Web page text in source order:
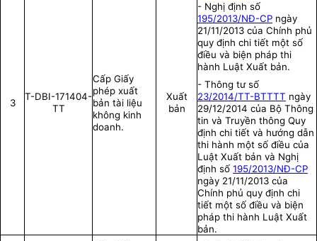
3
T-DBI-171404-
TT
Cấp Giấy
phép xuất
bản tài liệu
không kinh
doanh.
Xuất
bản
- Nghị định số
195/2013/NĐ-CP ngày
21/11/2013 của Chính phủ
quy định chi tiết một số
điều và biện pháp thi
hành Luật Xuất bản.
- Thông tư số
23/2014/TT-BTTTT ngày
29/12/2014 của Bộ Thông
tin và Truyền thông Quy
định chi tiết và hướng dẫn
thi hành một số điều của
Luật Xuất bản và Nghị
định số 195/2013/NĐ-CP
ngày 21/11/2013 của
Chính phủ quy định chi
tiết một số điều và biện
pháp thi hành Luật Xuất
bản.